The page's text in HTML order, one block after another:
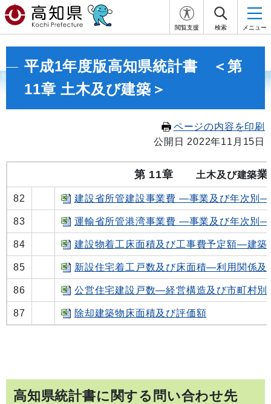
閲覧支援 検索 メニュー
平成1年度版高知県統計書 ＜第
11章 土木及び建築＞
ページの内容を印刷
公開日 2022年11月15日
第 11章土木及び建築業
82 建設省所管建設事業費 ―事業及び年次別―
83 運輸省所管港湾事業費 ―事業及び年次別―
84 建設物着工床面積及び工事費予定額―建
85 新設住宅着工戸数及び床面積―利用関係
86 公営住宅建設戸数―経営構造及び市町村
87 除却建築物床面積及び評価額
高知県統計書に関する問い合わせ先